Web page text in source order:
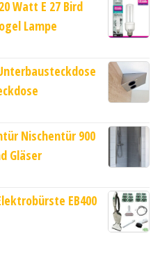
Watt E 27 Bird
Lampe
Nischentür 900
Gläser
EB400